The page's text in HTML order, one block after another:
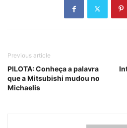
Previous article
PILOTA: Conheça a palavra
que a Mitsubishi mudou no
Michaelis